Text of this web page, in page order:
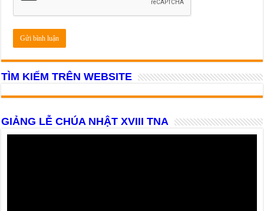
TÌM KIẾM TRÊN WEBSITE
GIẢNG LỄ CHÚA NHẬT XVIII TNA